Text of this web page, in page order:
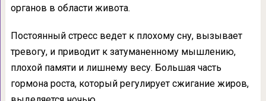
органов в области живота.
Постоянный стресс ведет к плохому сну, вызывает
тревогу, и приводит к затуманенному мышлению,
плохой памяти и лишнему весу. Большая часть
гормона роста, который регулирует сжигание жиров,